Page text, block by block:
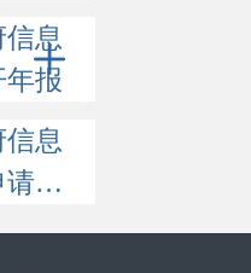
信息
报
信息
开